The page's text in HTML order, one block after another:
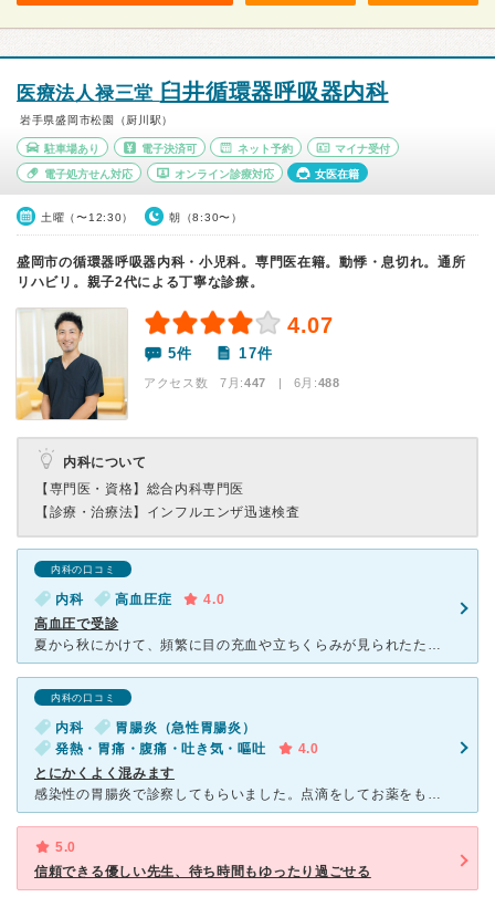
医療法人禄三堂 臼井循環器呼吸器内科
岩手県盛岡市松園（厨川駅）
駐車場あり 電子決済可 ネット予約 マイナ受付
電子処方せん対応 オンライン診療対応 女医在籍
土曜（〜12:30） 朝（8:30〜）
盛岡市の循環器呼吸器内科・小児科。専門医在籍。動悸・息切れ。通所
リハビリ。親子2代による丁寧な診療。
4.07
5件 17件
アクセス数 7月:447 | 6月:488
内科について
【専門医・資格】 総合内科専門医
【診療・治療法】 インフルエンザ迅速検査
内科の口コミ
内科 高血圧症
4.0
高血圧で受診
夏から秋にかけて、頻繁に目の充血や立ちくらみが見られたため、職場の上司に相談したところ、高血圧を指摘され、血圧を測ってみると、上140台、下90台だったため、上司の紹介でこちらの病院を受診しました。
内科の口コミ
内科
胃腸炎（急性胃腸炎）
発熱・胃痛・腹痛・吐き気・嘔吐
4.0
とにかくよく混みます
感染性の胃腸炎で診察してもらいました。点滴をしてお薬をもらい2、3日で回復しました。建物が新しく大きくなりましたが相変わらずの混み様です。お年寄りから赤ちゃんまで大勢待合室で待っています。キッズスペー
5.0
信頼できる優しい先生、待ち時間もゆったり過ごせる